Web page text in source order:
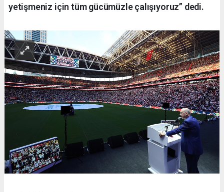
yetişmeniz için tüm gücümüzle çalışıyoruz” dedi.